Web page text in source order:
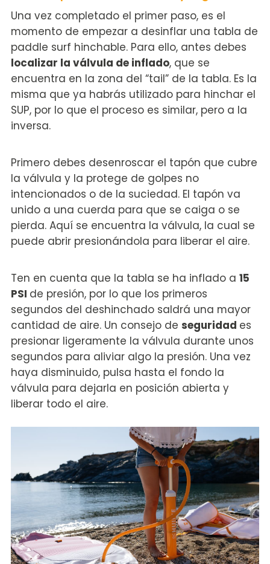
Una vez completado el primer paso, es el
momento de empezar a desinflar una tabla de
paddle surf hinchable. Para ello, antes debes
localizar la válvula de inflado, que se
encuentra en la zona del “tail” de la tabla. Es la
misma que ya habrás utilizado para hinchar el
SUP, por lo que el proceso es similar, pero a la
inversa.
Primero debes desenroscar el tapón que cubre
la válvula y la protege de golpes no
intencionados o de la suciedad. El tapón va
unido a una cuerda para que se caiga o se
pierda. Aquí se encuentra la válvula, la cual se
puede abrir presionándola para liberar el aire.
Ten en cuenta que la tabla se ha inflado a 15
PSI de presión, por lo que los primeros
segundos del deshinchado saldrá una mayor
cantidad de aire. Un consejo de seguridad es
presionar ligeramente la válvula durante unos
segundos para aliviar algo la presión. Una vez
haya disminuido, pulsa hasta el fondo la
válvula para dejarla en posición abierta y
liberar todo el aire.